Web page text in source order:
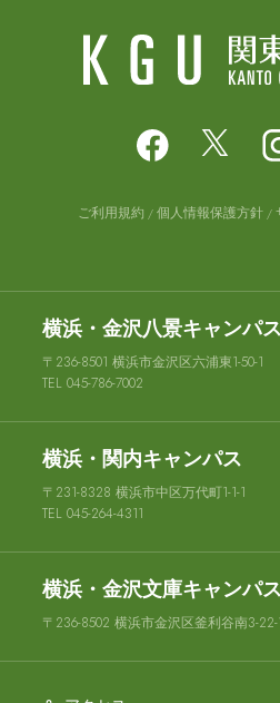
ご利用規約 個人情報保護方針
横浜・金沢八景キャンパス
〒236-8501 横浜市金沢区六浦東1-50-1
TEL 045-786-7002
横浜・関内キャンパス
〒231-8328 横浜市中区万代町1-1-1
TEL 045-264-4311
横浜・金沢文庫キャンパス
〒236-8502 横浜市金沢区釜利谷南3-22-